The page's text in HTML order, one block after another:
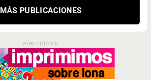
MÁS PUBLICACIONES
PUBLICIDAD